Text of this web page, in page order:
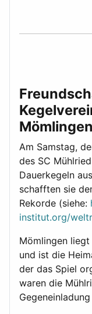
Mömlingen
Am Samstag,
des SC
Dauerkegeln
schafften sie
Rekorde (siehe:
institut.org/
Mömlingen
und ist die
der das Spiel
waren die